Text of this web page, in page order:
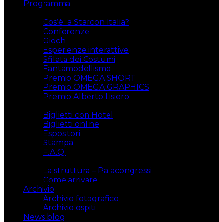
Programma
Cos’è la Starcon Italia?
Conferenze
Giochi
Esperienze interattive
Sfilata dei Costumi
Fantamodellismo
Premio OMEGA SHORT
Premio OMEGA GRAPHICS
Premio Alberto Lisiero
Biglietti con Hotel
Biglietti online
Espositori
Stampa
F.A.Q.
La struttura – Palacongressi
Come arrivare
Archivio
Archivio fotografico
Archivio ospiti
News blog